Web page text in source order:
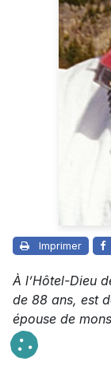
Imprimer
À l’Hôtel-Dieu
de 88 ans, est
épouse de